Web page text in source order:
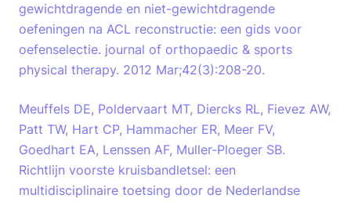
gewichtdragende en niet-gewichtdragende
oefeningen na ACL reconstructie: een gids voor
oefenselectie. journal of orthopaedic & sports
physical therapy. 2012 Mar;42(3):208-20.
Meuffels DE, Poldervaart MT, Diercks RL, Fievez AW,
Patt TW, Hart CP, Hammacher ER, Meer FV,
Goedhart EA, Lenssen AF, Muller-Ploeger SB.
Richtlijn voorste kruisbandletsel: een
multidisciplinaire toetsing door de Nederlandse